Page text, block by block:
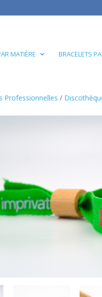
MATIÈRE BRACELETS
Professionnelles /